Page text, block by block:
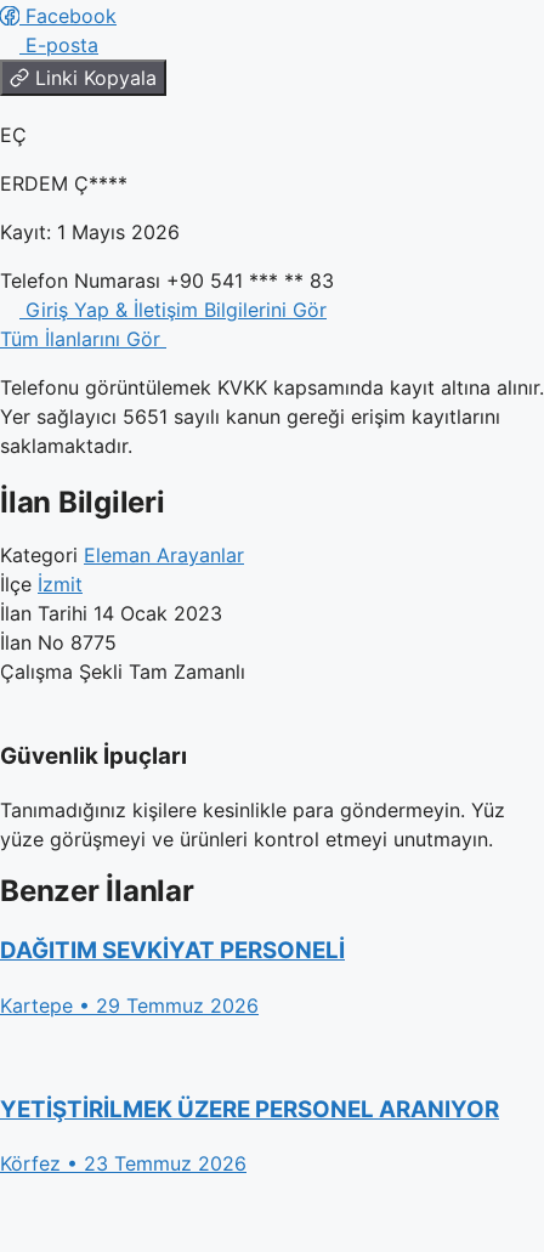
Facebook
E-posta
Linki Kopyala
EÇ
ERDEM Ç****
Kayıt: 1 Mayıs 2026
Telefon Numarası +90 541 *** ** 83
Giriş Yap & İletişim Bilgilerini Gör
Tüm İlanlarını Gör
Telefonu görüntülemek KVKK kapsamında kayıt altına alınır.
Yer sağlayıcı 5651 sayılı kanun gereği erişim kayıtlarını
saklamaktadır.
İlan Bilgileri
Kategori Eleman Arayanlar
İlçe İzmit
İlan Tarihi 14 Ocak 2023
İlan No 8775
Çalışma Şekli Tam Zamanlı
Güvenlik İpuçları
Tanımadığınız kişilere kesinlikle para göndermeyin. Yüz
yüze görüşmeyi ve ürünleri kontrol etmeyi unutmayın.
Benzer İlanlar
DAĞITIM SEVKİYAT PERSONELİ
Kartepe • 29 Temmuz 2026
YETİŞTİRİLMEK ÜZERE PERSONEL ARANIYOR
Körfez • 23 Temmuz 2026